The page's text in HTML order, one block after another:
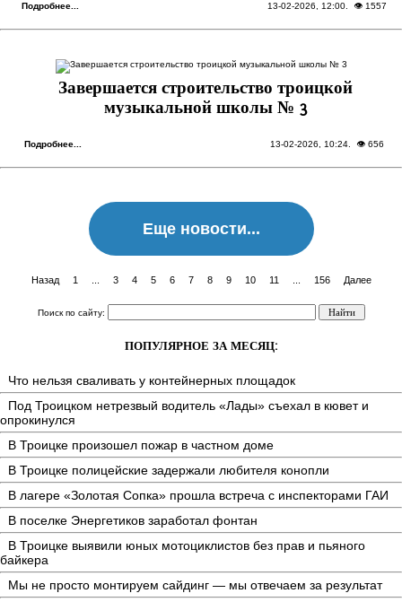
Подробнее... 13-02-2026, 12:00. 👁 1557
Завершается строительство троицкой
музыкальной школы № 3
Подробнее... 13-02-2026, 10:24. 👁 656
Еще новости...
Назад 1 3 4 5 6 7 8 9 10 11 156 Далее
Поиск по сайту:
ПОПУЛЯРНОЕ ЗА МЕСЯЦ:
Что нельзя сваливать у контейнерных площадок
Под Троицком нетрезвый водитель «Лады» съехал в кювет и
опрокинулся
В Троицке произошел пожар в частном доме
В Троицке полицейские задержали любителя конопли
В лагере «Золотая Сопка» прошла встреча с инспекторами ГАИ
В поселке Энергетиков заработал фонтан
В Троицке выявили юных мотоциклистов без прав и пьяного
байкера
Мы не просто монтируем сайдинг — мы отвечаем за результат